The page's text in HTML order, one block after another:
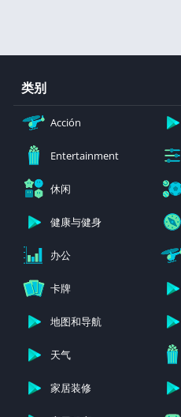
类别
Acción
Entertainment
休闲
健康与健身
办公
卡牌
地图和导航
天气
家居装修